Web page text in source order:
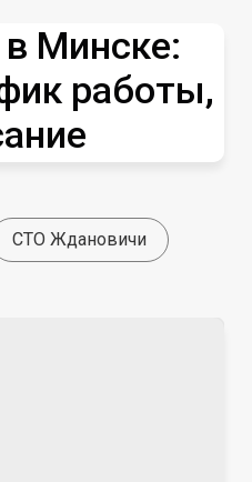
Минске:
работы,
СТО Ждановичи